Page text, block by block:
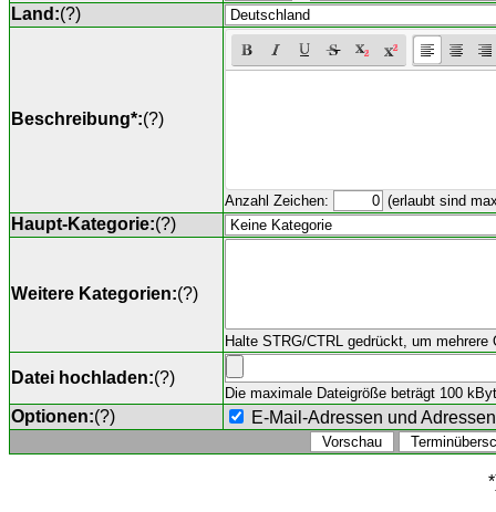
Land:(?)
Beschreibung*:(?)
Anzahl Zeichen: (erlaubt sind
Haupt-Kategorie:(?)
Weitere Kategorien:(?)
Halte STRG/CTRL gedrückt, um mehrere
Datei hochladen:(?)
Die maximale Dateigröße beträgt 100
Optionen:(?) E-Mail-Adressen und